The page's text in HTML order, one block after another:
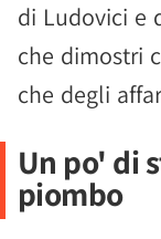
di Ludovici e
che dimostri
che degli
Un po' di
piombo